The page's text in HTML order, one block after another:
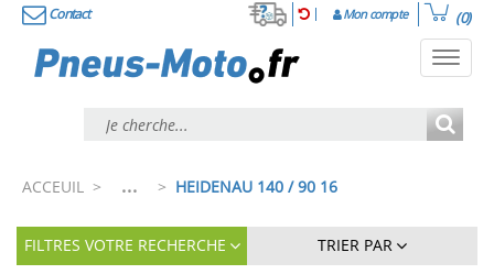
Contact Mon compte (0)
ACCEUIL > ... > HEIDENAU 140 / 90 16
FILTRES VOTRE RECHERCHE TRIER PAR